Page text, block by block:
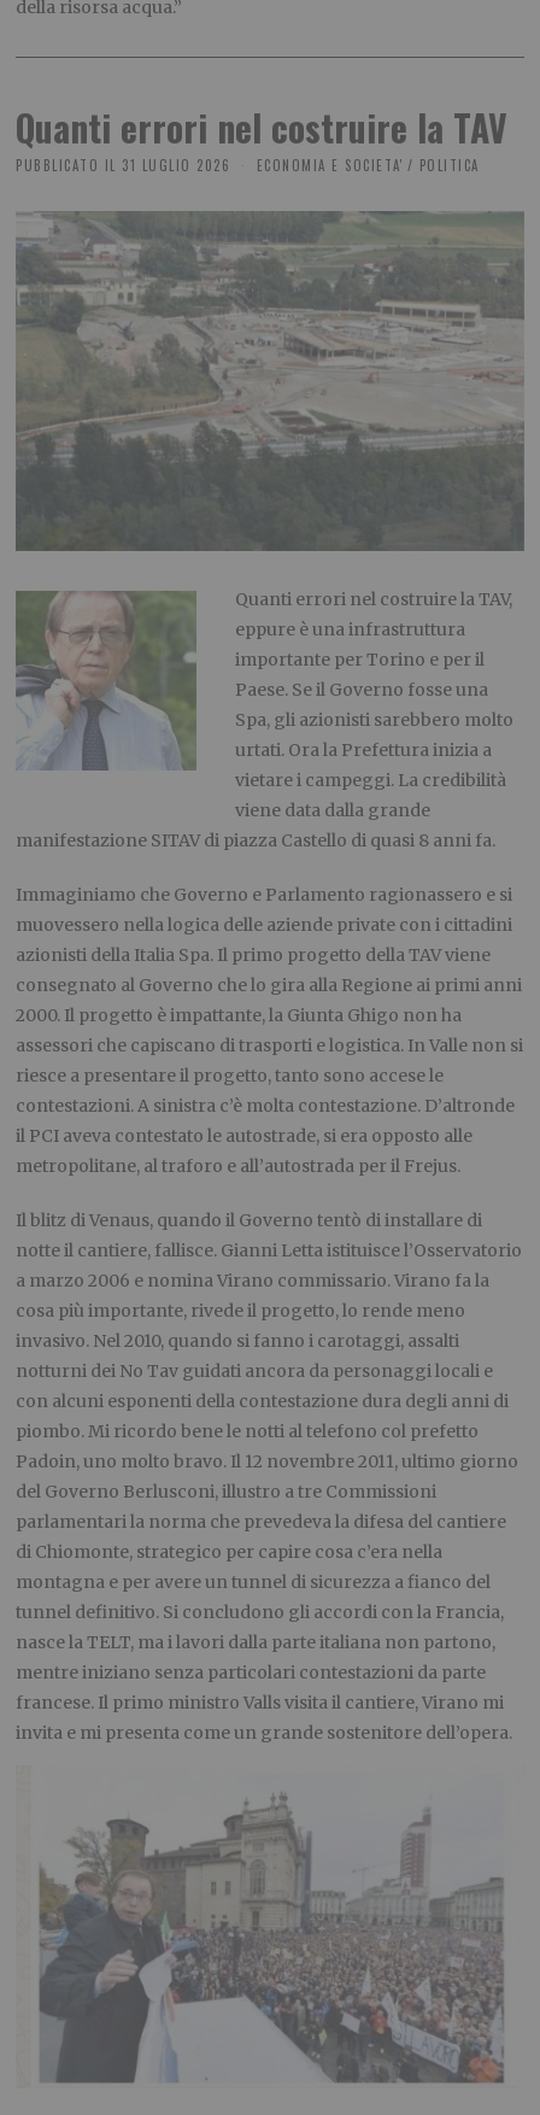
della risorsa acqua.”
Quanti errori nel costruire la TAV
PUBBLICATO IL 31 LUGLIO 2026 ECONOMIA E SOCIETA' / POLITICA
Quanti errori nel costruire la TAV,
eppure è una infrastruttura
importante per Torino e per il
Paese. Se il Governo fosse una
Spa, gli azionisti sarebbero molto
urtati. Ora la Prefettura inizia a
vietare i campeggi. La credibilità
viene data dalla grande
manifestazione SITAV di piazza Castello di quasi 8 anni fa.
Immaginiamo che Governo e Parlamento ragionassero e si
muovessero nella logica delle aziende private con i cittadini
azionisti della Italia Spa. Il primo progetto della TAV viene
consegnato al Governo che lo gira alla Regione ai primi anni
2000. Il progetto è impattante, la Giunta Ghigo non ha
assessori che capiscano di trasporti e logistica. In Valle non si
riesce a presentare il progetto, tanto sono accese le
contestazioni. A sinistra c’è molta contestazione. D’altronde
il PCI aveva contestato le autostrade, si era opposto alle
metropolitane, al traforo e all’autostrada per il Frejus.
Il blitz di Venaus, quando il Governo tentò di installare di
notte il cantiere, fallisce. Gianni Letta istituisce l’Osservatorio
a marzo 2006 e nomina Virano commissario. Virano fa la
cosa più importante, rivede il progetto, lo rende meno
invasivo. Nel 2010, quando si fanno i carotaggi, assalti
notturni dei No Tav guidati ancora da personaggi locali e
con alcuni esponenti della contestazione dura degli anni di
piombo. Mi ricordo bene le notti al telefono col prefetto
Padoin, uno molto bravo. Il 12 novembre 2011, ultimo giorno
del Governo Berlusconi, illustro a tre Commissioni
parlamentari la norma che prevedeva la difesa del cantiere
di Chiomonte, strategico per capire cosa c’era nella
montagna e per avere un tunnel di sicurezza a fianco del
tunnel definitivo. Si concludono gli accordi con la Francia,
nasce la TELT, ma i lavori dalla parte italiana non partono,
mentre iniziano senza particolari contestazioni da parte
francese. Il primo ministro Valls visita il cantiere, Virano mi
invita e mi presenta come un grande sostenitore dell’opera.